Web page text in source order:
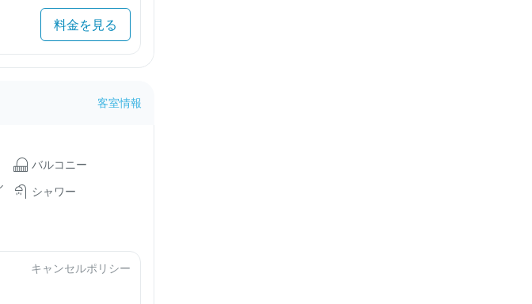
料金を見る
客室情報
バルコニー
シャワー
キャンセルポリシー